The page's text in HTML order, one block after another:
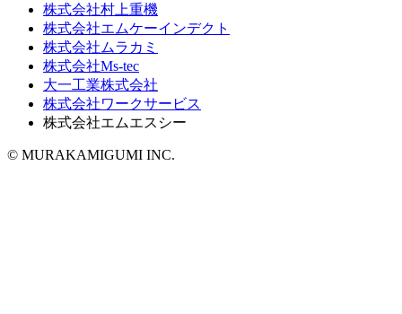
株式会社村上重機
株式会社エムケーインデクト
株式会社ムラカミ
株式会社Ms-tec
大一工業株式会社
株式会社ワークサービス
株式会社エムエスシー
© MURAKAMIGUMI INC.